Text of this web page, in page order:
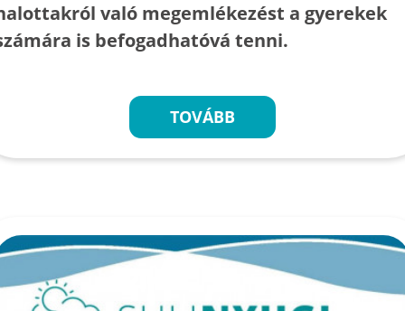
való megemlékezést a gyerekek
is befogadhatóvá tenni.
TOVÁBB